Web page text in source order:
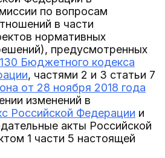
по вопросам
в части
нормативных
предусмотренных
Бюджетного кодекса
, частями 2 и 3 статьи 7
от 28 ноября 2018 года
изменений в
Российской Федерации и
акты Российской
1 части 5 настоящей